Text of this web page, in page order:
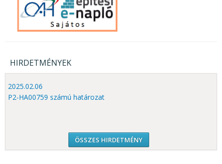
HIRDETMÉNYEK
2025.02.06
P2-HA00759 számú határozat
ÖSSZES HIRDETMÉNY